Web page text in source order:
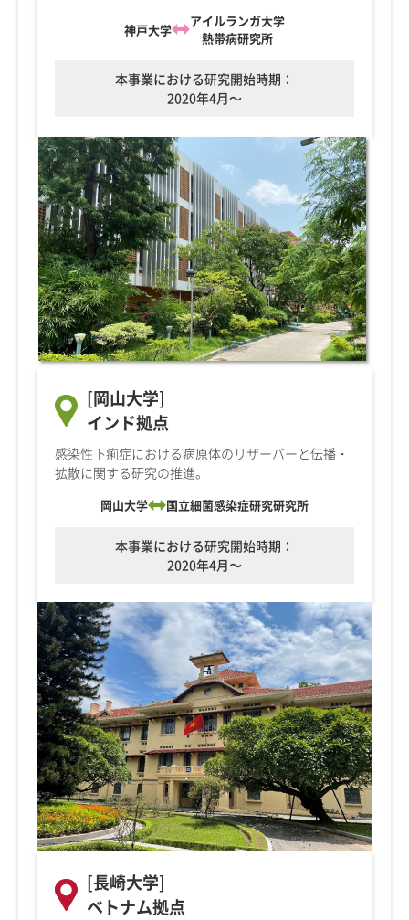
神戸大学
アイルランガ大学
熱帯病研究所
本事業における研究開始時期：
2020年4月～
[岡山大学]
インド拠点
感染性下痢症における病原体のリザーバーと伝播・
拡散に関する研究の推進。
岡山大学 国立細菌感染症研究研究所
本事業における研究開始時期：
2020年4月～
[長崎大学]
ベトナム拠点